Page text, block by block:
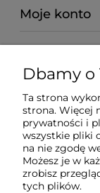
Moje konto
Pomoc
Płatności i
Ciekawostki
Dbamy o
Ta strona
strona. Więcej
prywatności i
wszystkie pliki
na nie zgodę
Możesz je w
zrobisz
tych plików.